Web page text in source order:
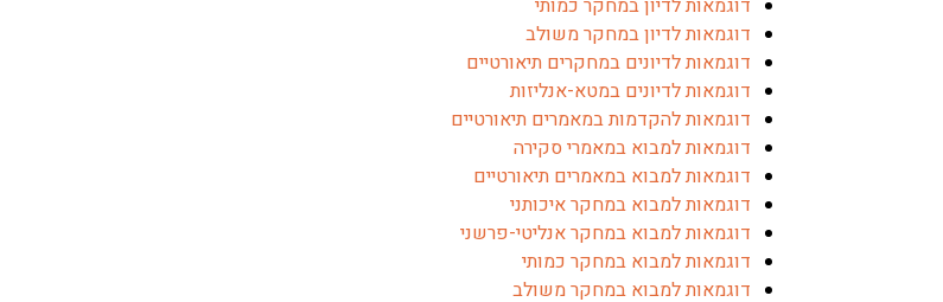
דוגמאות לדיון במחקר כמותי
דוגמאות לדיון במחקר משולב
דוגמאות לדיונים במחקרים תיאורטיים
דוגמאות לדיונים במטא-אנליזות
דוגמאות להקדמות במאמרים תיאורטיים
דוגמאות למבוא במאמרי סקירה
דוגמאות למבוא במאמרים תיאורטיים
דוגמאות למבוא במחקר איכותני
דוגמאות למבוא במחקר אנליטי-פרשני
דוגמאות למבוא במחקר כמותי
דוגמאות למבוא במחקר משולב